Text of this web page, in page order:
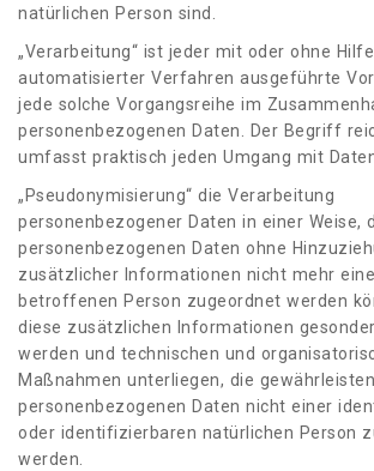
natürlichen Person sind.
„Verarbeitung“ ist jeder mit oder ohne Hilfe
automatisierter Verfahren ausgeführte
jede solche Vorgangsreihe im
personenbezogenen Daten. Der Begriff
umfasst praktisch jeden Umgang mit
„Pseudonymisierung“ die Verarbeitung
personenbezogener Daten in einer Weise,
personenbezogenen Daten ohne
zusätzlicher Informationen nicht mehr
betroffenen Person zugeordnet werden
diese zusätzlichen Informationen
werden und technischen und
Maßnahmen unterliegen, die
personenbezogenen Daten nicht einer
oder identifizierbaren natürlichen Person
werden.